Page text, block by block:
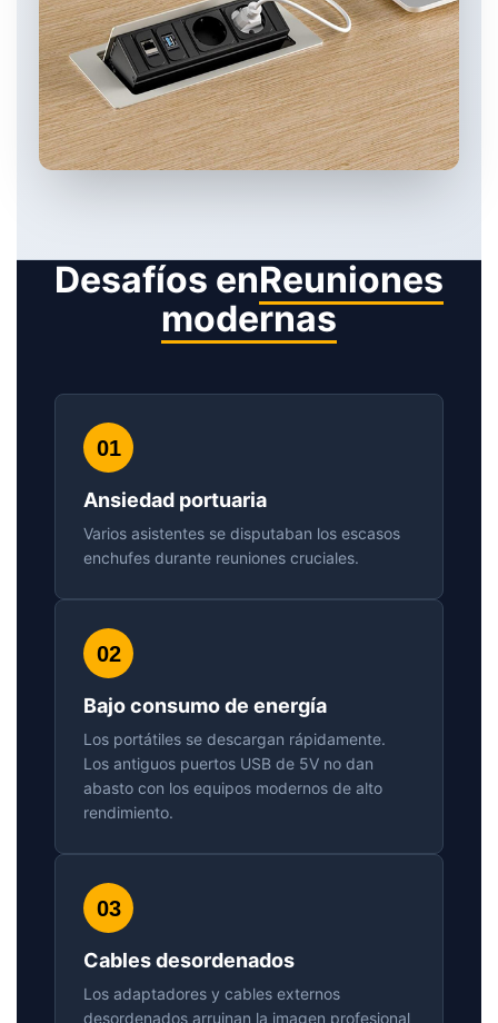
Desafíos enReuniones
modernas
01
Ansiedad portuaria
Varios asistentes se disputaban los escasos
enchufes durante reuniones cruciales.
02
Bajo consumo de energía
Los portátiles se descargan rápidamente.
Los antiguos puertos USB de 5V no dan
abasto con los equipos modernos de alto
rendimiento.
03
Cables desordenados
Los adaptadores y cables externos
desordenados arruinan la imagen profesional